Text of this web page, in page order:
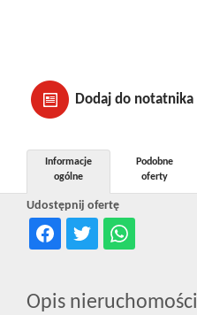
Dodaj do notatnika
Udostępnij ofertę
Informacje
ogólne
Podobne
oferty
Opis nieruchomości